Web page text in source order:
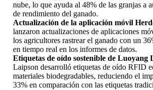
nube, lo que ayuda al 48% de las granjas a
de rendimiento del ganado.
Actualización de la aplicación móvil
lanzaron actualizaciones de aplicaciones
los agricultores rastrear el ganado con un
en tiempo real en los informes de datos.
Etiquetas de oído sostenible de Luoyang
Laipson desarrolló etiquetas de oído RFID
materiales biodegradables, reduciendo el
33% en comparación con las etiquetas